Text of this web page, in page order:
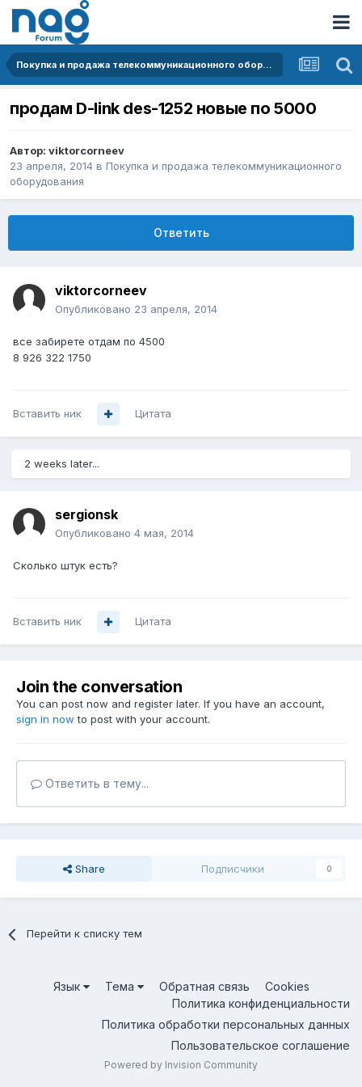
Покупка и продажа телекоммуникационного оборудования
продам D-link des-1252 новые по 5000
Автор: viktorcorneev
23 апреля, 2014 в Покупка и продажа телекоммуникационного
оборудования
Ответить
viktorcorneev
Опубликовано 23 апреля, 2014
все забирете отдам по 4500
8 926 322 1750
Вставить ник Цитата
2 weeks later...
sergionsk
Опубликовано 4 мая, 2014
Сколько штук есть?
Вставить ник Цитата
Join the conversation
You can post now and register later. If you have an account,
sign in now to post with your account.
Ответить в тему...
Share Подписчики 0
Перейти к списку тем
Язык Тема Обратная связь
Cookies
Политика конфиденциальности
Политика обработки персональных данных
Пользовательское соглашение
Powered by Invision Community